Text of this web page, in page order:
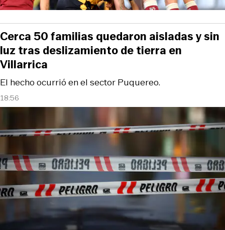
18:56
El hecho ocurrió en el sector Puquereo.
Cerca 50 familias quedaron aisladas y sin
luz tras deslizamiento de tierra en
Villarrica